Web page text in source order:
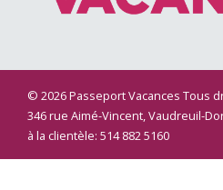
© 2026 Passeport Vacances Tous
346 rue Aimé-Vincent, Vaudreuil-
à la clientèle: 514 882 5160